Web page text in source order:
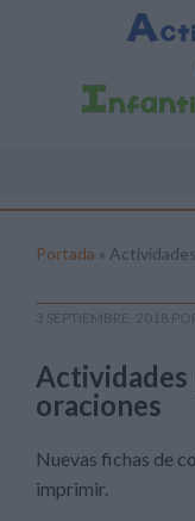
Portada »
3 SEPTIEMBRE, 2018 POR
Actividades
oraciones
Nuevas fichas de
imprimir.